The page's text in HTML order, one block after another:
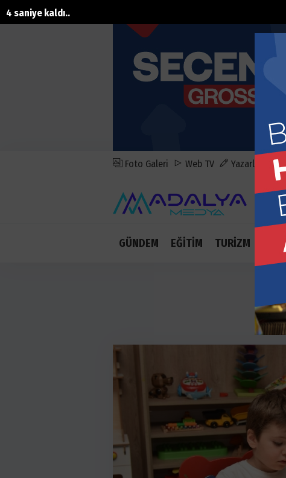
1 saniye kaldı..
Foto Galeri Web TV Yazarlar
GÜNDEM EĞİTİM TURİZM